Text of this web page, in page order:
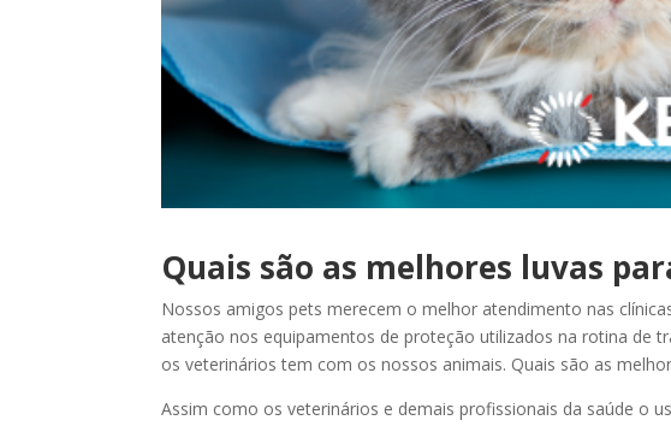
Quais são as melhores luvas
Nossos amigos pets merecem o melhor atendimento nas
atenção nos equipamentos de proteção utilizados na rotina de
os veterinários tem com os nossos animais. Quais são as
Assim como os veterinários e demais profissionais da saúde o